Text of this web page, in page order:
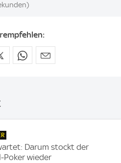
Darum stockt der
Poker wieder